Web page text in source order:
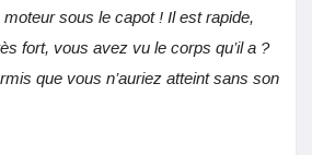
sous le capot ! Il est rapide,
fort, vous avez vu le corps qu’il a ?
que vous n’auriez atteint sans son